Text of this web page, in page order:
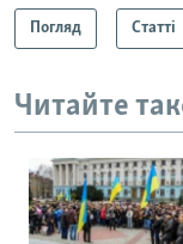
Погляд Статті
Читайте